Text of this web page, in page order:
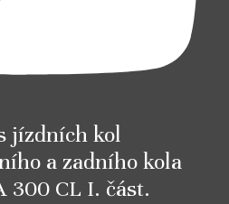
jízdních kol
a zadního kola
300 CL I. část.